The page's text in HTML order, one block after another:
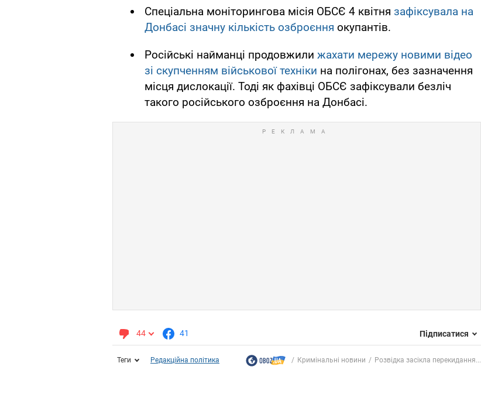
Спеціальна моніторингова місія ОБСЄ 4 квітня зафіксувала на
Донбасі значну кількість озброєння окупантів.
Російські найманці продовжили жахати мережу новими відео
зі скупченням військової техніки на полігонах, без зазначення
місця дислокації. Тоді як фахівці ОБСЄ зафіксували безліч
такого російського озброєння на Донбасі.
44 41 Підписатися
Теги Редакційна політика Кримінальні новини Розвідка засікла перекидання...